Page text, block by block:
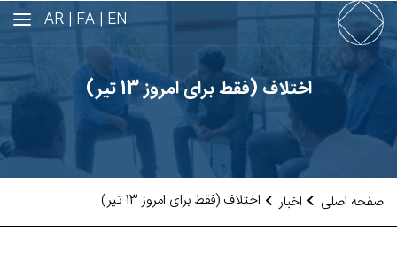
EN |
FA |
AR
اختلاف (فقط برای امروز 13 تیر)
صفحه اصلی اخبار اختلاف (فقط برای امروز 13 تیر)